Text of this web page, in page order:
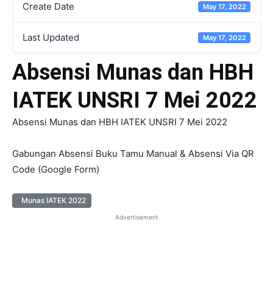
Create Date May 17, 2022
Last Updated May 17, 2022
Absensi Munas dan HBH
IATEK UNSRI 7 Mei 2022
Absensi Munas dan HBH IATEK UNSRI 7 Mei 2022
Gabungan Absensi Buku Tamu Manual & Absensi Via QR
Code (Google Form)
Munas IATEK 2022
Advertisement